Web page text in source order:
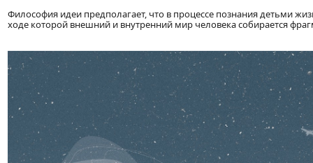
Философия идеи предполагает, что в процессе познания детьми
ходе которой внешний и внутренний мир человека собирается